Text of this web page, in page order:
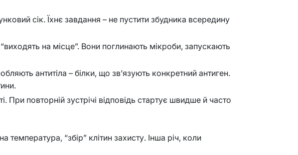
сік. Їхнє завдання – не пустити збудника всередину
на місце”. Вони поглинають мікроби, запускають
антитіла – білки, що зв’язують конкретний антиген.
При повторній зустрічі відповідь стартує швидше й часто
температура, “збір” клітин захисту. Інша річ, коли